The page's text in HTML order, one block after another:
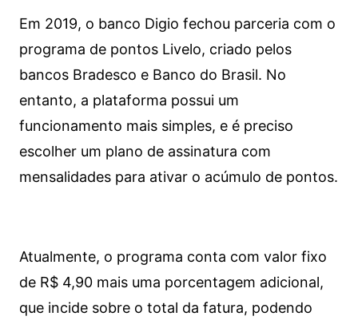
Em 2019, o banco Digio fechou parceria com o
programa de pontos Livelo, criado pelos
bancos Bradesco e Banco do Brasil. No
entanto, a plataforma possui um
funcionamento mais simples, e é preciso
escolher um plano de assinatura com
mensalidades para ativar o acúmulo de pontos.
Atualmente, o programa conta com valor fixo
de R$ 4,90 mais uma porcentagem adicional,
que incide sobre o total da fatura, podendo